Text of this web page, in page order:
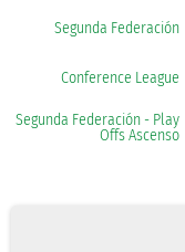
Segunda Federación
Conference League
Segunda Federación - Play
Offs Ascenso